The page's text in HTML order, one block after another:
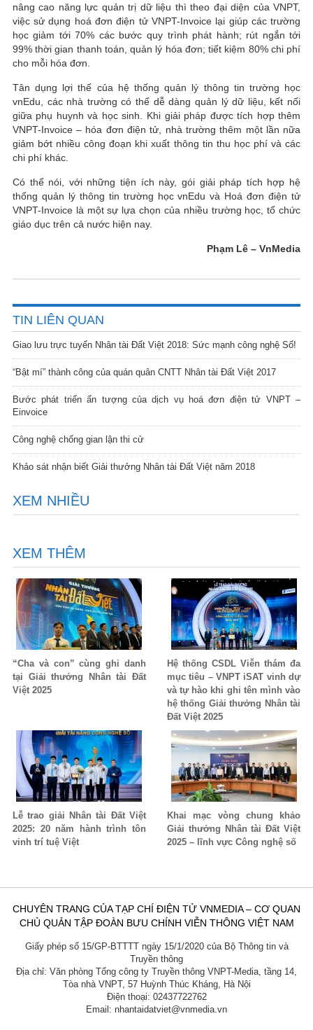
nâng cao năng lực quản trị dữ liệu thì theo đại diện của VNPT,
việc sử dụng hoá đơn điện tử VNPT-Invoice lại giúp các trường
học giảm tới 70% các bước quy trình phát hành; rút ngắn tới
99% thời gian thanh toán, quản lý hóa đơn; tiết kiệm 80% chi phí
cho mỗi hóa đơn.
Tân dụng lợi thế của hệ thống quản lý thông tin trường học
vnEdu, các nhà trường có thể dễ dàng quản lý dữ liệu, kết nối
giữa phụ huynh và học sinh. Khi giải pháp được tích hợp thêm
VNPT-Invoice – hóa đơn điện tử, nhà trường thêm một lần nữa
giảm bớt nhiều công đoạn khi xuất thông tin thu học phí và các
chi phí khác.
Có thể nói, với những tiện ích này, gói giải pháp tích hợp hệ
thống quản lý thông tin trường học vnEdu và Hoá đơn điện tử
VNPT-Invoice là một sự lựa chọn của nhiều trường học, tổ chức
giáo dục trên cả nước hiện nay.
Phạm Lê – VnMedia
TIN LIÊN QUAN
Giao lưu trực tuyến Nhân tài Đất Việt 2018: Sức mạnh công nghệ Số!
“Bật mí” thành công của quán quân CNTT Nhân tài Đất Việt 2017
Bước phát triển ấn tượng của dịch vụ hoá đơn điện tử VNPT –
Einvoice
Công nghệ chống gian lận thi cử
Khảo sát nhận biết Giải thưởng Nhân tài Đất Việt năm 2018
XEM NHIỀU
XEM THÊM
“Cha và con” cùng ghi danh
tại Giải thưởng Nhân tài Đất
Việt 2025
Hệ thống CSDL Viễn thám đa
mục tiêu – VNPT iSAT vinh dự
và tự hào khi ghi tên mình vào
hệ thống Giải thưởng Nhân tài
Đất Việt 2025
Lễ trao giải Nhân tài Đất Việt
2025: 20 năm hành trình tôn
vinh trí tuệ Việt
Khai mạc vòng chung khảo
Giải thưởng Nhân tài Đất Việt
2025 – lĩnh vực Công nghệ số
CHUYÊN TRANG CỦA TẠP CHÍ ĐIỆN TỬ VNMEDIA – CƠ QUAN
CHỦ QUẢN TẬP ĐOÀN BƯU CHÍNH VIỄN THÔNG VIỆT NAM
Giấy phép số 15/GP-BTTTT ngày 15/1/2020 của Bộ Thông tin và
Truyền thông
Địa chỉ: Văn phòng Tổng công ty Truyền thông VNPT-Media, tầng 14,
Tòa nhà VNPT, 57 Huỳnh Thúc Kháng, Hà Nội
Điện thoại: 02437722762
Email: nhantaidatviet@vnmedia.vn